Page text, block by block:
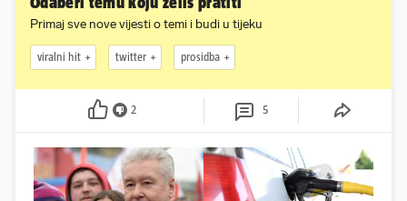
Primaj sve nove vijesti o temi i budi u tijeku
viralni hit twitter prosidba
2 5